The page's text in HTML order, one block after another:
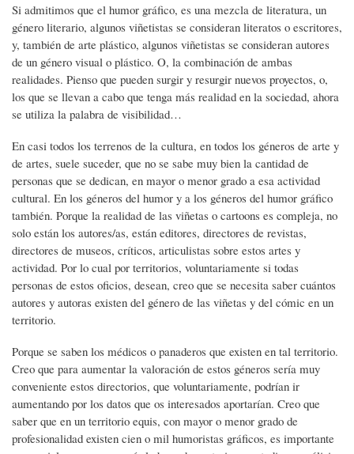
Si admitimos que el humor gráfico, es una mezcla de literatura, un
género literario, algunos viñetistas se consideran literatos o escritores,
y, también de arte plástico, algunos viñetistas se consideran autores
de un género visual o plástico. O, la combinación de ambas
realidades. Pienso que pueden surgir y resurgir nuevos proyectos, o,
los que se llevan a cabo que tenga más realidad en la sociedad, ahora
se utiliza la palabra de visibilidad…
En casi todos los terrenos de la cultura, en todos los géneros de arte y
de artes, suele suceder, que no se sabe muy bien la cantidad de
personas que se dedican, en mayor o menor grado a esa actividad
cultural. En los géneros del humor y a los géneros del humor gráfico
también. Porque la realidad de las viñetas o cartoons es compleja, no
solo están los autores/as, están editores, directores de revistas,
directores de museos, críticos, articulistas sobre estos artes y
actividad. Por lo cual por territorios, voluntariamente si todas
personas de estos oficios, desean, creo que se necesita saber cuántos
autores y autoras existen del género de las viñetas y del cómic en un
territorio.
Porque se saben los médicos o panaderos que existen en tal territorio.
Creo que para aumentar la valoración de estos géneros sería muy
conveniente estos directorios, que voluntariamente, podrían ir
aumentando por los datos que os interesados aportarían. Creo que
saber que en un territorio equis, con mayor o menor grado de
profesionalidad existen cien o mil humoristas gráficos, es importante